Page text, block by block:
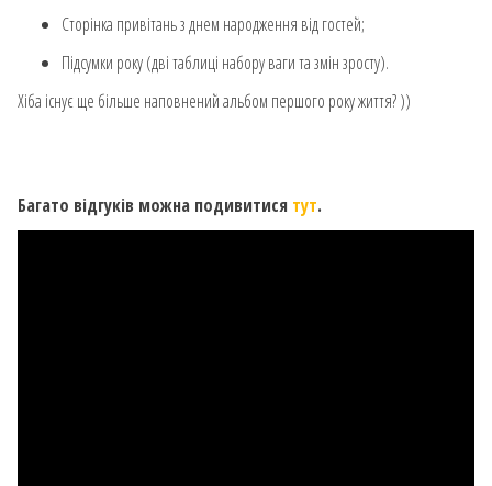
Сторінка привітань з днем народження від гостей;
Підсумки року (дві таблиці набору ваги та змін зросту).
Хіба існує ще більше наповнений альбом першого року життя? ))
Багато відгуків можна подивитися тут.